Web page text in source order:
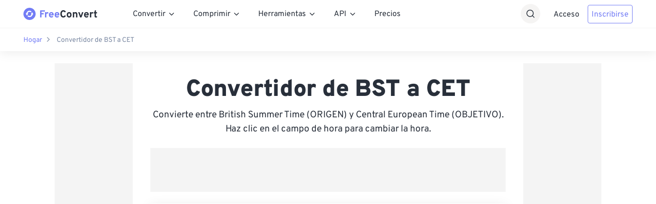
Convertir Comprimir Herramientas API Precios Acceso Inscribirse
Hogar Convertidor de BST a CET
Convertidor de BST a CET
Convierte entre British Summer Time (ORIGEN) y Central European Time (OBJETIVO).
Haz clic en el campo de hora para cambiar la hora.